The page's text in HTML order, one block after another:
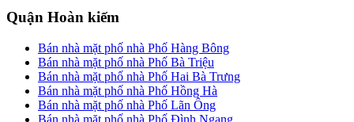
Quận Hoàn kiếm
Bán nhà mặt phố nhà Phố Hàng Bông
Bán nhà mặt phố nhà Phố Bà Triệu
Bán nhà mặt phố nhà Phố Hai Bà Trưng
Bán nhà mặt phố nhà Phố Hồng Hà
Bán nhà mặt phố nhà Phố Lãn Ông